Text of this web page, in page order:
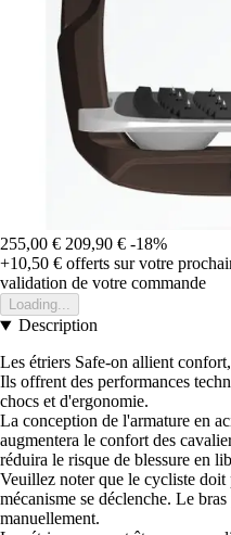
255,00 € 209,90 € -18%
+10,50 € offerts sur votre
validation de votre commande
Loading...
Description
Les étriers Safe-on allient
Ils offrent des performances
chocs et d'ergonomie.
La conception de l'armature en
augmentera le confort des
réduira le risque de blessure en
Veuillez noter que le cycliste
mécanisme se déclenche. Le
manuellement.